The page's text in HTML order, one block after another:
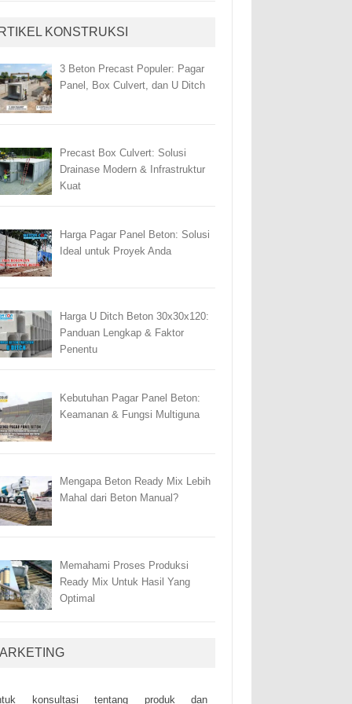
KONSTRUKSI
3 Beton Precast Populer: Pagar
Panel, Box Culvert, dan U Ditch
Precast Box Culvert: Solusi
Drainase Modern & Infrastruktur
Kuat
Harga Pagar Panel Beton: Solusi
Ideal untuk Proyek Anda
Harga U Ditch Beton 30x30x120:
Panduan Lengkap & Faktor
Penentu
Kebutuhan Pagar Panel Beton:
Keamanan & Fungsi Multiguna
Mengapa Beton Ready Mix Lebih
Mahal dari Beton Manual?
Memahami Proses Produksi
Ready Mix Untuk Hasil Yang
Optimal
kоnsultаsі tеntаng рrоduk dаn